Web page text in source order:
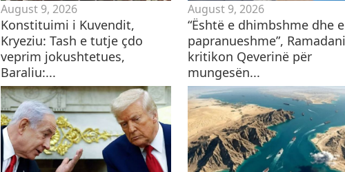
August 9, 2026
​Konstituimi i Kuvendit,
Kryeziu: Tash e tutje çdo
veprim jokushtetues,
Baraliu:...
August 9, 2026
“Është e dhimbshme dhe e
papranueshme”, Ramadani
kritikon Qeverinë për
mungesën...